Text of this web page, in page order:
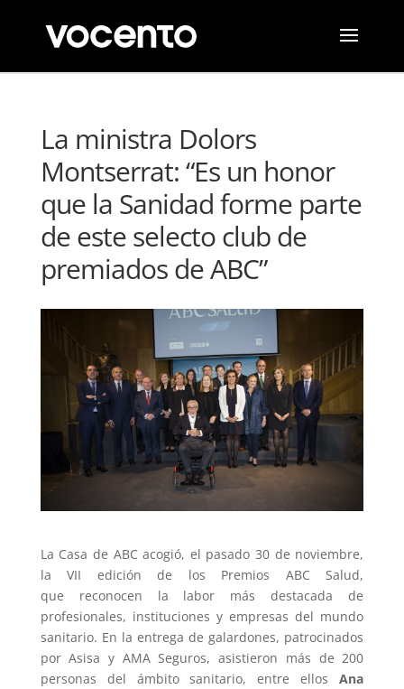
La ministra Dolors
Montserrat: “Es un honor
que la Sanidad forme parte
de este selecto club de
premiados de ABC”
La Casa de ABC acogió, el pasado 30 de noviembre,
la VII edición de los Premios ABC Salud,
que reconocen la labor más destacada de
profesionales, instituciones y empresas del mundo
sanitario. En la entrega de galardones, patrocinados
por Asisa y AMA Seguros, asistieron más de 200
personas del ámbito sanitario, entre ellosAna